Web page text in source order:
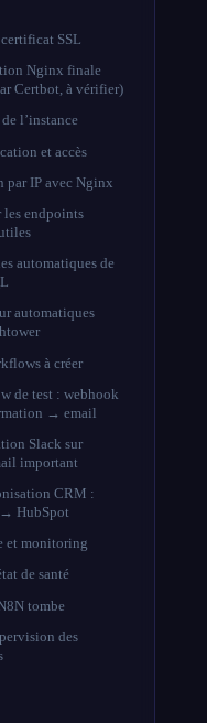
SSL
Nginx finale
Certbot, à vérifier)
l’instance
et accès
par IP avec Nginx
les endpoints
automatiques de
automatiques
à créer
de test : webhook
→ email
Slack sur
important
CRM :
HubSpot
et monitoring
de santé
tombe
des